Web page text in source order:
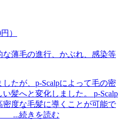
）
薄毛の進行、かぶれ、感染等
たが、p-Scalpによって毛の密
髪へと変化しました。 p-Scalp
密度な毛髪に導くことが可能で
...続きを読む